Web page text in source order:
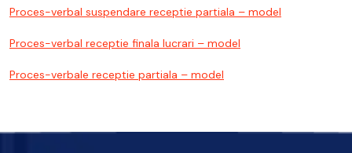
Proces-verbal suspendare receptie partiala – model
Proces-verbal receptie finala lucrari – model
Proces-verbale receptie partiala – model